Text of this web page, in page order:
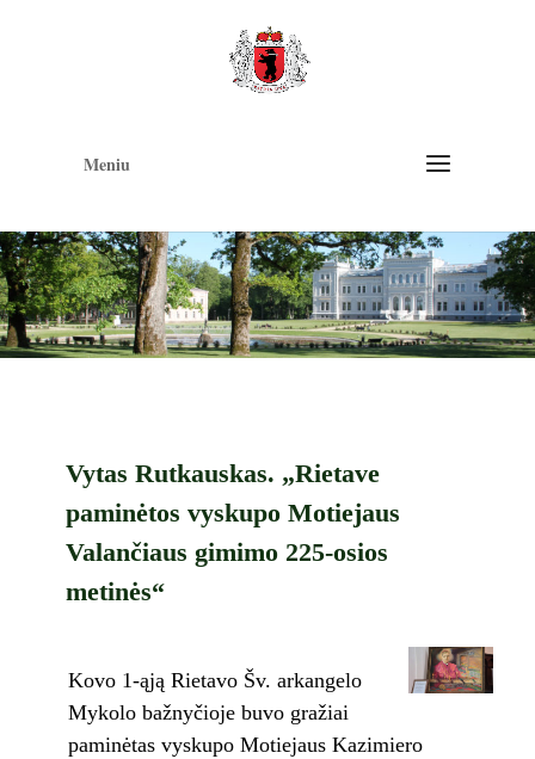
Meniu
Vytas Rutkauskas. „Rietave
paminėtos vyskupo Motiejaus
Valančiaus gimimo 225-osios
metinės“
Kovo 1-ąją Rietavo Šv. arkangelo
Mykolo bažnyčioje buvo gražiai
paminėtas vyskupo Motiejaus Kazimiero